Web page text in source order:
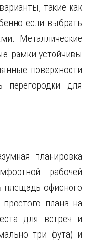
такие как
если выбрать
Металлические
рамки устойчивы
поверхности
перегородки для
планировка
рабочей
площадь офисного
плана на
для встреч и
три фута) и